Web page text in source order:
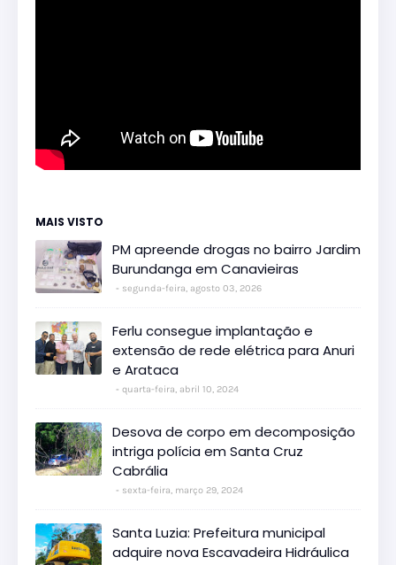
MAIS VISTO
PM apreende drogas no bairro Jardim
Burundanga em Canavieiras
segunda-feira, agosto 03, 2026
Ferlu consegue implantação e
extensão de rede elétrica para Anuri
e Arataca
quarta-feira, abril 10, 2024
Desova de corpo em decomposição
intriga polícia em Santa Cruz
Cabrália
sexta-feira, março 29, 2024
Santa Luzia: Prefeitura municipal
adquire nova Escavadeira Hidráulica